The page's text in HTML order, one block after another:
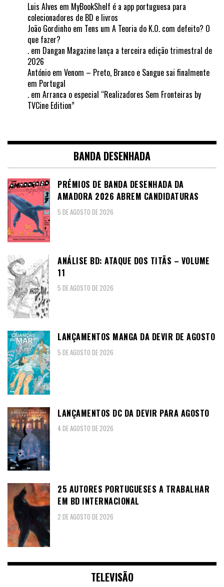
Luis Alves em MyBookShelf é a app portuguesa para
colecionadores de BD e livros
João Gordinho em Tens um A Teoria do K.O. com defeito? O
que fazer?
. em Dangan Magazine lança a terceira edição trimestral de
2026
António em Venom – Preto, Branco e Sangue sai finalmente
em Portugal
. em Arranca o especial “Realizadores Sem Fronteiras by
TVCine Edition”
BANDA DESENHADA
PRÉMIOS DE BANDA DESENHADA DA
AMADORA 2026 ABREM CANDIDATURAS
5 DE AGOSTO DE 2026
ANÁLISE BD: ATAQUE DOS TITÃS – VOLUME
11
5 DE AGOSTO DE 2026
LANÇAMENTOS MANGA DA DEVIR DE AGOSTO
5 DE AGOSTO DE 2026
LANÇAMENTOS DC DA DEVIR PARA AGOSTO
4 DE AGOSTO DE 2026
25 AUTORES PORTUGUESES A TRABALHAR
EM BD INTERNACIONAL
2 DE AGOSTO DE 2026
TELEVISÃO